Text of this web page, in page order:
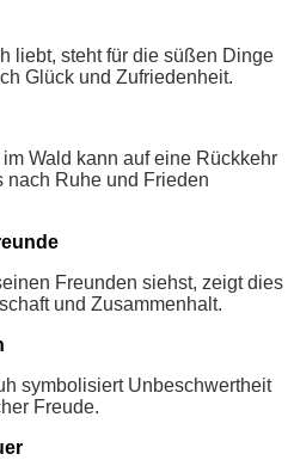
liebt, steht für die süßen Dinge
Glück und Zufriedenheit.
Wald kann auf eine Rückkehr
nach Ruhe und Frieden
Freunden siehst, zeigt dies
und Zusammenhalt.
symbolisiert Unbeschwertheit
Freude.